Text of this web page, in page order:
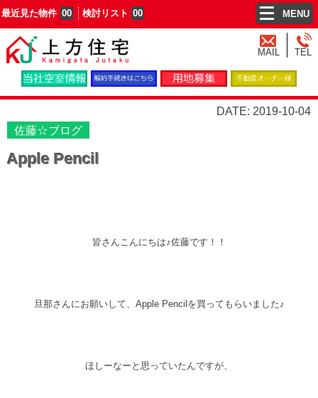
最近見た物件 00 検討リスト 00 MENU
MAIL TEL
DATE: 2019-10-04
佐藤☆ブログ
Apple Pencil
皆さんこんにちは♪佐藤です！！
旦那さんにお願いして、Apple Pencilを買ってもらいました♪
ほしーなーと思っていたんですが、